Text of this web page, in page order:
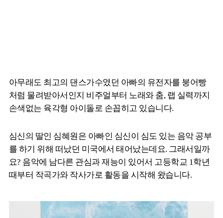
아무래도 최고의 댄스가수였던 아빠의 유전자를 붕어빵
처럼 물려받아서인지 비주얼부터 노래와 춤, 랩 실력까지
손색없는 육각형 아이돌로 손꼽히고 있습니다.
심신의 딸인 심혜원은 아빠인 심신이 심도 있는 음악 공부
를 하기 위해 떠났던 미국에서 태어났는데요. 그래서일까
요? 음악에 남다른 관심과 재능이 있어서 고등학교 1학년
때부터 작곡가와 작사가로 활동을 시작해 왔습니다.